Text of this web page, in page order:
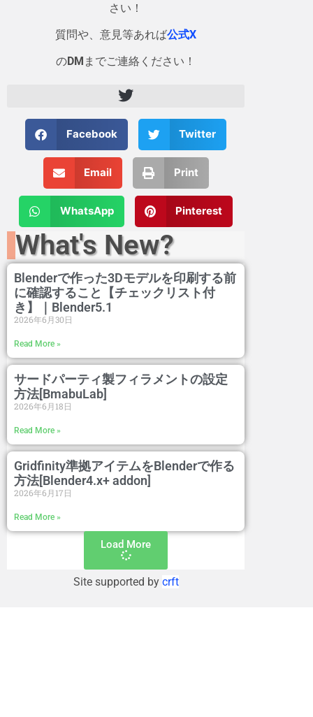
さい！
質問や、意見等あれば公式X
のDM までご連絡ください！
Facebook Twitter
Email Print
WhatsApp Pinterest
What's New?
Blenderで作った3Dモデルを印刷する前
に確認すること【チェックリスト付
き】｜Blender5.1
2026年6月30日
Read More »
サードパーティ製フィラメントの設定
方法[BmabuLab]
2026年6月18日
Read More »
Gridfinity準拠アイテムをBlenderで作る
方法[Blender4.x+ addon]
2026年6月17日
Read More »
Load More
Site supported by crft